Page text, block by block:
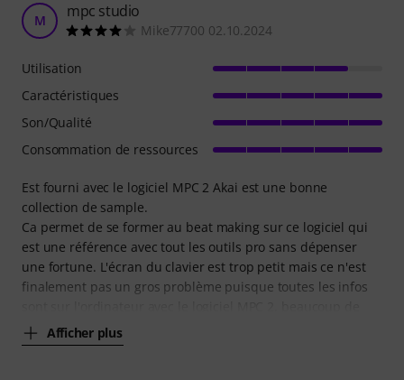
M mpc studio
Mike77700 02.10.2024
Est fourni avec le logiciel MPC 2 Akai est une bonne
collection de sample.
Ca permet de se former au beat making sur ce logiciel qui
est une référence avec tout les outils pro sans dépenser
une fortune. L'écran du clavier est trop petit mais ce n'est
finalement pas un gros problème puisque toutes les infos
Afficher plus
Utilisation
Caractéristiques
Son/Qualité
Consommation de ressources